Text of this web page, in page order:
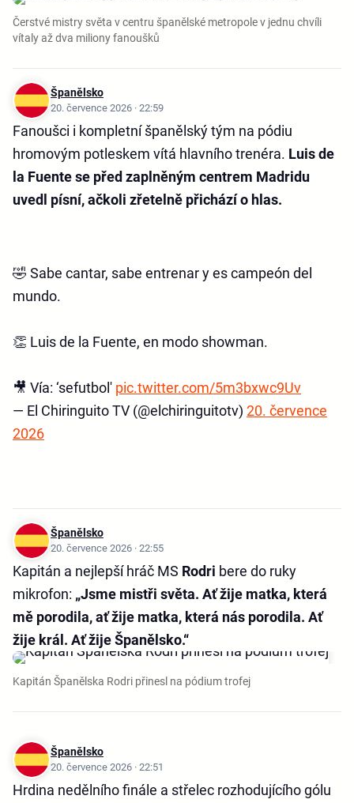
Čerstvé mistry světa v centru španělské metropole v jednu chvíli
vítaly až dva miliony fanoušků
Španělsko
20. července 2026 · 22:59
Fanoušci i kompletní španělský tým na pódiu
hromovým potleskem vítá hlavního trenéra. Luis de
la Fuente se před zaplněným centrem Madridu
uvedl písní, ačkoli zřetelně přichází o hlas.
🤣 Sabe cantar, sabe entrenar y es campeón del
mundo.
👏 Luis de la Fuente, en modo showman.
🎥 Vía: ‘sefutbol' pic.twitter.com/5m3bxwc9Uv
— El Chiringuito TV (@elchiringuitotv) 20. července
2026
Španělsko
20. července 2026 · 22:55
Kapitán a nejlepší hráč MS Rodri bere do ruky
mikrofon: „Jsme mistři světa. Ať žije matka, která
mě porodila, ať žije matka, která nás porodila. Ať
žije král. Ať žije Španělsko.“
Kapitán Španělska Rodri přinesl na pódium trofej
Španělsko
20. července 2026 · 22:51
Hrdina nedělního finále a střelec rozhodujícího gólu